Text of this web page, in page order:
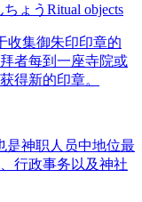
ょう Ritual objects
收集御朱印印章的
者每到一座寺院或
得新的印章。
是神职人员中地位最
行政事务以及神社